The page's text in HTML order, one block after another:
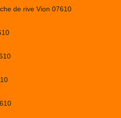
de rive Vion 07610